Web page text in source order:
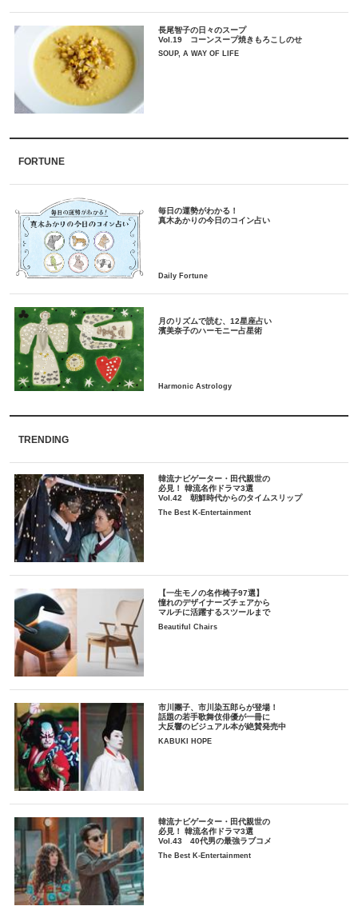
長尾智子の日々のスープ
Vol.19 コーンスープ焼きもろこしのせ
SOUP, A WAY OF LIFE
FORTUNE
毎日の運勢がわかる！
月のリズムで読む、12星座占い
TRENDING
韓流ナビゲーター・田代親世の
必見！ 韓流名作ドラマ3選
Vol.42 朝鮮時代からのタイムスリップ
The Best K-Entertainment
【一生モノの名作椅子97選】
憧れのデザイナーズチェアから
マルチに活躍するスツールまで
Beautiful Chairs
市川團子、市川染五郎らが登場！
話題の若手歌舞伎俳優が一冊に
大反響のビジュアル本が絶賛発売中
KABUKI HOPE
韓流ナビゲーター・田代親世の
必見！ 韓流名作ドラマ3選
Vol.43 40代男の最強ラブコメ
The Best K-Entertainment